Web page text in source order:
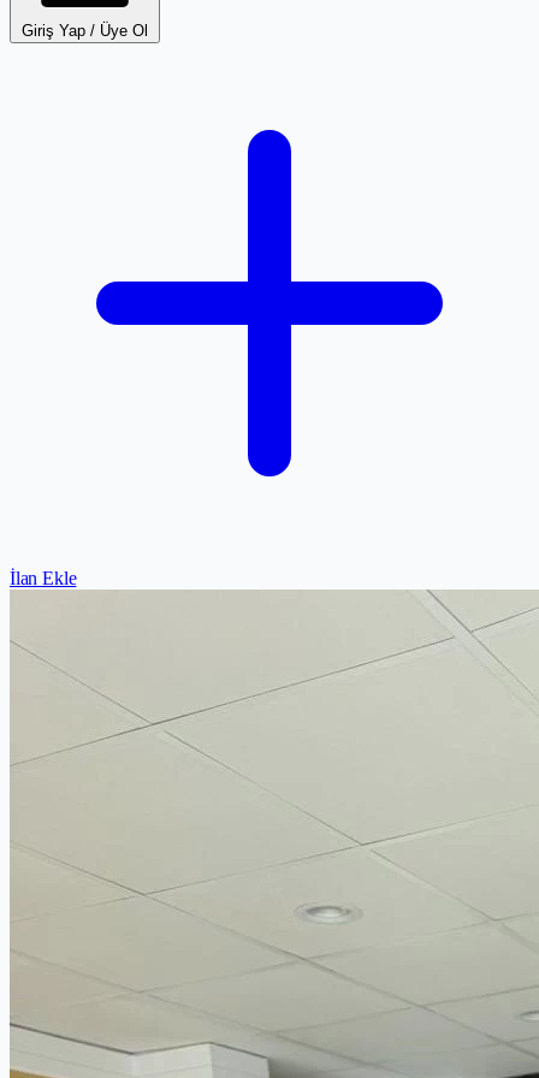
Giriş Yap / Üye Ol
İlan Ekle